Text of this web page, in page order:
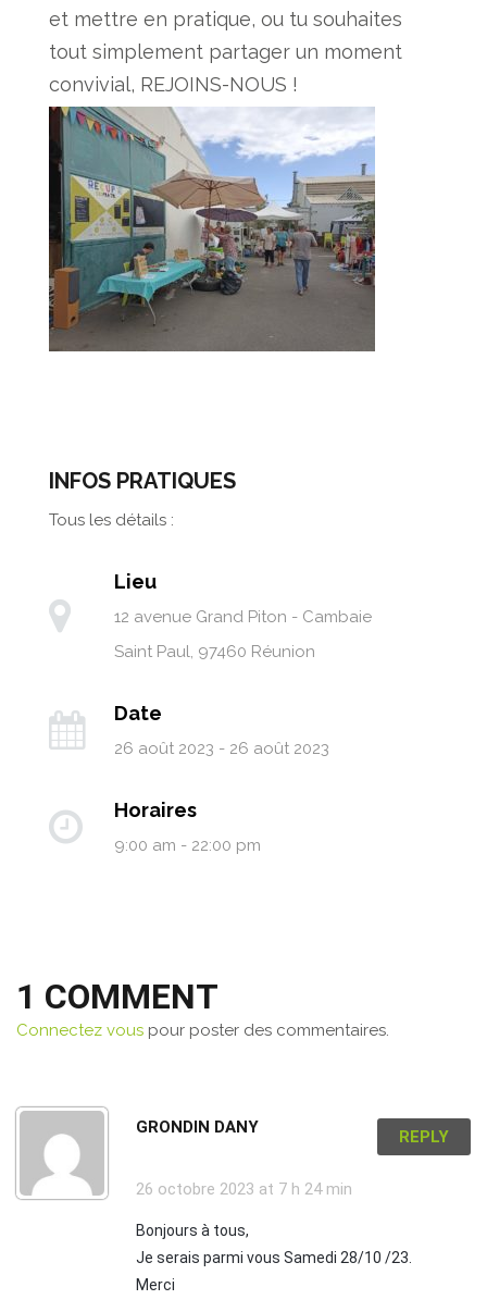
et mettre en pratique, ou tu souhaites
tout simplement partager un moment
convivial, REJOINS-NOUS !
INFOS PRATIQUES
Tous les détails :
Lieu
12 avenue Grand Piton - Cambaie
Saint Paul, 97460 Réunion
Date
26 août 2023 - 26 août 2023
Horaires
9:00 am - 22:00 pm
1 COMMENT
Connectez vous pour poster des commentaires.
GRONDIN DANY REPLY
26 octobre 2023 at 7 h 24 min
Bonjours à tous,
Je serais parmi vous Samedi 28/10 /23.
Merci